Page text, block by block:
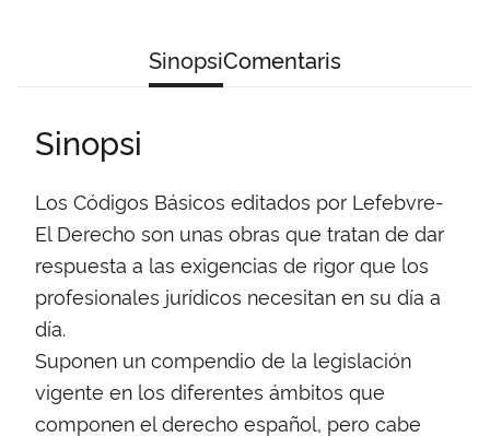
SinopsiComentaris
Sinopsi
Los Códigos Básicos editados por Lefebvre-
El Derecho son unas obras que tratan de dar
respuesta a las exigencias de rigor que los
profesionales jurídicos necesitan en su día a
día.
Suponen un compendio de la legislación
vigente en los diferentes ámbitos que
componen el derecho español, pero cabe